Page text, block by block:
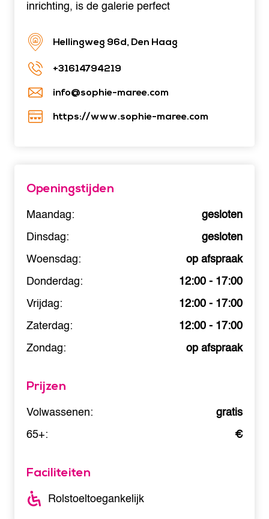
inrichting, is de galerie perfect
Hellingweg 96d, Den Haag
+31614794219
info@sophie-maree.com
https://www.sophie-maree.com
Openingstijden
Maandag:
gesloten
Dinsdag:
gesloten
Woensdag:
op afspraak
Donderdag:
12:00 - 17:00
Vrijdag:
12:00 - 17:00
Zaterdag:
12:00 - 17:00
Zondag:
op afspraak
Prijzen
Volwassenen:
gratis
65+:
€
Faciliteiten
Rolstoeltoegankelijk